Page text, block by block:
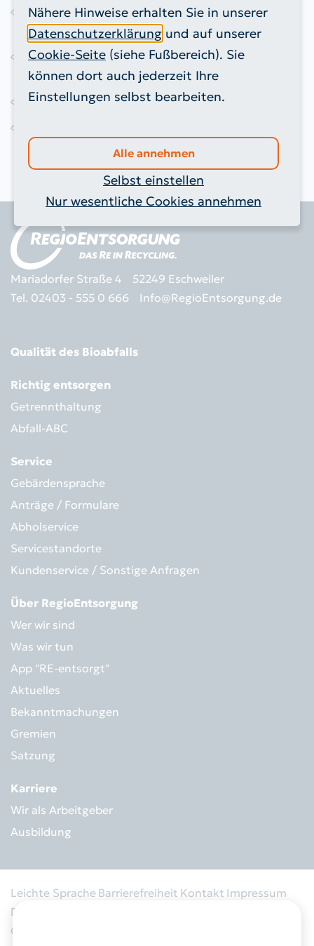
Elektrokleingeräte (z. B. Föhn, Toaster,
Bügeleisen)
Elektrogroßgeräte (z.B. Waschmaschine, Herd,
Kühlschrank)
Holz
Mariadorfer Straße 4
52249 Eschweiler
Tel. 02403 - 555 0 666
Info@RegioEntsorgung.de
Qualität des Bioabfalls
Richtig entsorgen
Getrennthaltung
Abfall-ABC
Service
Gebärdensprache
Anträge / Formulare
Abholservice
Servicestandorte
Kundenservice / Sonstige Anfragen
Über RegioEntsorgung
Wer wir sind
Was wir tun
App "RE-entsorgt"
Aktuelles
Bekanntmachungen
Gremien
Satzung
Karriere
Wir als Arbeitgeber
Ausbildung
Leichte Sprache Barrierefreiheit Kontakt Impressum
Datenschutz
Cookies
Nähere Hinweise erhalten Sie in unserer
Datenschutzerklärung und auf unserer
Cookie-Seite (siehe Fußbereich). Sie
können dort auch jederzeit Ihre
Einstellungen selbst bearbeiten.
Alle annehmen
Selbst einstellen
Nur wesentliche Cookies annehmen